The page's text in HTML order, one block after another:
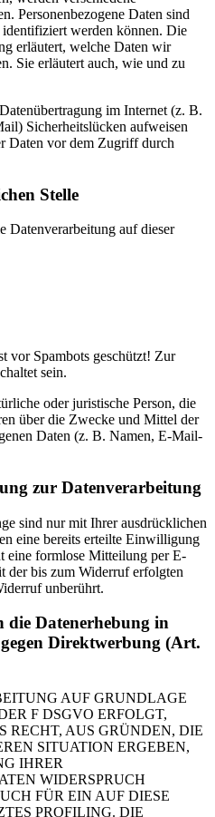
Personenbezogene Daten sind
werden können. Die
erläutert, welche Daten wir
Sie erläutert auch, wie und zu
im Internet (z. B.
Sicherheitslücken aufweisen
Daten vor dem Zugriff durch
Stelle
Datenverarbeitung auf dieser
vor Spambots geschützt! Zur
sein.
oder juristische Person, die
über die Zwecke und Mittel der
Daten (z. B. Namen, E-Mail-
zur Datenverarbeitung
sind nur mit Ihrer ausdrücklichen
eine bereits erteilte Einwilligung
eine formlose Mitteilung per E-
der bis zum Widerruf erfolgten
unberührt.
die Datenerhebung in
Direktwerbung (Art.
AUF GRUNDLAGE
F DSGVO ERFOLGT,
RECHT, AUS GRÜNDEN, DIE
SITUATION ERGEBEN,
IHRER
WIDERSPRUCH
FÜR EIN AUF DIESE
PROFILING. DIE